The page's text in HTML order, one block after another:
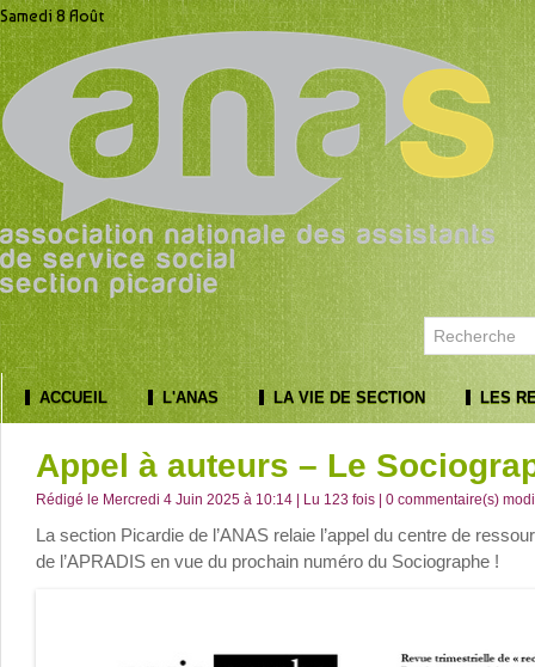
Samedi 8 Août
ACCUEIL L'ANAS LA VIE DE SECTION LES
Appel à auteurs – Le
Rédigé le Mercredi 4 Juin 2025 à 10:14 | Lu 123 fois |0 commentaire(s)
La section Picardie de l’ANAS relaie l’appel du centre de
de l’APRADIS en vue du prochain numéro du Sociographe !